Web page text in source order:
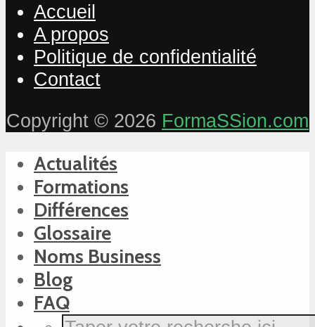
Accueil
A propos
Politique de confidentialité
Contact
Copyright © 2026 FormaSSion.com
Actualités
Formations
Différences
Glossaire
Noms Business
Blog
FAQ